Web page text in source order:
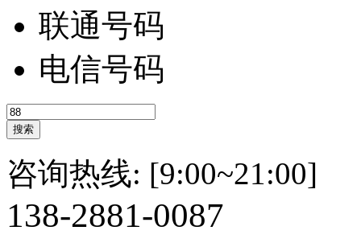
联通号码
电信号码
咨询热线: [9:00~21:00]
138-2881-0087